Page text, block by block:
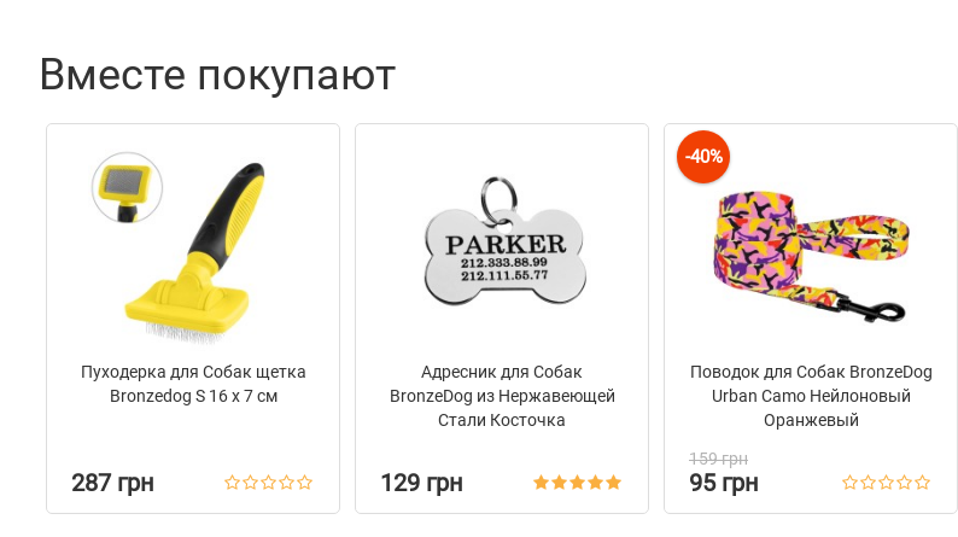
Вместе покупают
Пуходерка для Собак щетка
Bronzedog S 16 х 7 см
287 грн
Адресник для Собак
BronzeDog из Нержавеющей
Стали Косточка
129 грн
-40%
Поводок для Собак BronzeDog
Urban Camo Нейлоновый
Оранжевый
159 грн
95 грн